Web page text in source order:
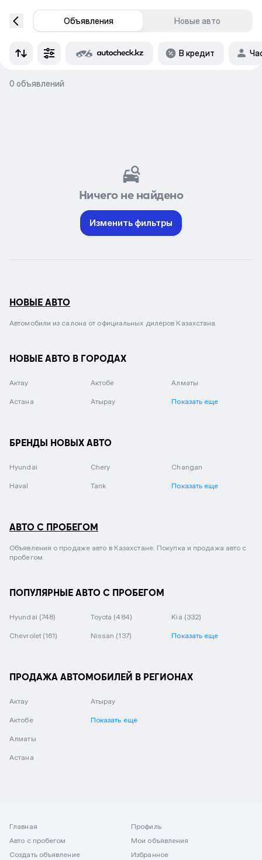
Объявления Новые авто
В кредит
0 объявлений
Ничего не найдено
Изменить фильтры
НОВЫЕ АВТО
Автомобили из салона от официальных дилеров Казахстана.
НОВЫЕ АВТО В ГОРОДАХ
Актау Актобе Алматы
Астана Атырау Показать еще
БРЕНДЫ НОВЫХ АВТО
Hyundai Chery Changan
Haval Tank Показать еще
АВТО С ПРОБЕГОМ
Объявления о продаже авто в Казахстане. Покупка и продажа авто с
пробегом.
ПОПУЛЯРНЫЕ АВТО С ПРОБЕГОМ
Hyundai (748) Toyota (484) Kia (332)
Chevrolet (161) Nissan (137) Показать еще
ПРОДАЖА АВТОМОБИЛЕЙ В РЕГИОНАХ
Актау
Актобе
Алматы
Астана
Атырау
Показать еще
Главная
Авто с пробегом
Создать объявление
Профиль
Мои объявления
Избранное